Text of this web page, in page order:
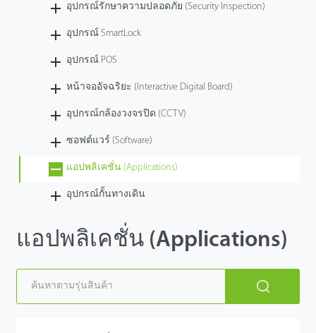
อุปกรณ์รักษาความปลอดภัย (Security Inspection)
อุปกรณ์ SmartLock
อุปกรณ์ POS
หน้าจออัจฉริยะ (Interactive Digital Board)
อุปกรณ์กล้องวงจรปิด (CCTV)
ซอฟต์แวร์ (Software)
แอปพลิเคชั่น (Applications)
อุปกรณ์กั้นทางเดิน
แอปพลิเคชั่น (Applications)